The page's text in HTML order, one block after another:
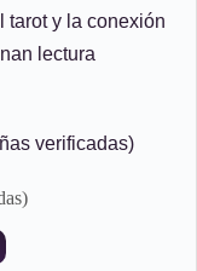
tarot y la conexión
lectura
verificadas)